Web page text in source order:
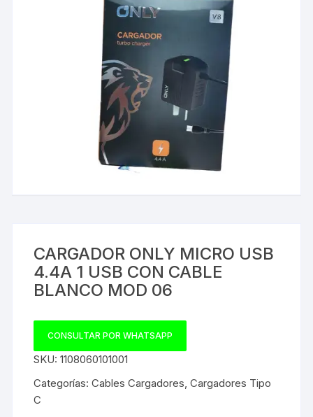
CARGADOR ONLY MICRO USB
4.4A 1 USB CON CABLE
BLANCO MOD 06
CONSULTAR POR WHATSAPP
SKU:1108060101001
Categorías:Cables Cargadores,Cargadores Tipo
C